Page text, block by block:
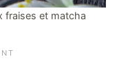
fraises et matcha